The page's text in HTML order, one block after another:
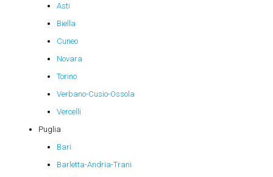
Asti
Biella
Cuneo
Novara
Torino
Verbano-Cusio-Ossola
Vercelli
Puglia
Bari
Barletta-Andria-Trani